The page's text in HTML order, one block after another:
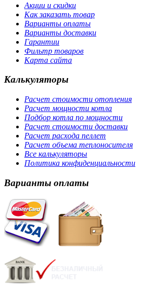
Акции и скидки
Как заказать товар
Варианты оплаты
Варианты доставки
Гарантии
Фильтр товаров
Карта сайта
Калькуляторы
Расчет стоимости отопления
Расчет мощности котла
Подбор котла по мощности
Расчет стоимости доставки
Расчет расхода пеллет
Расчет объема теплоносителя
Все калькуляторы
Политика конфиденциальности
Варианты оплаты